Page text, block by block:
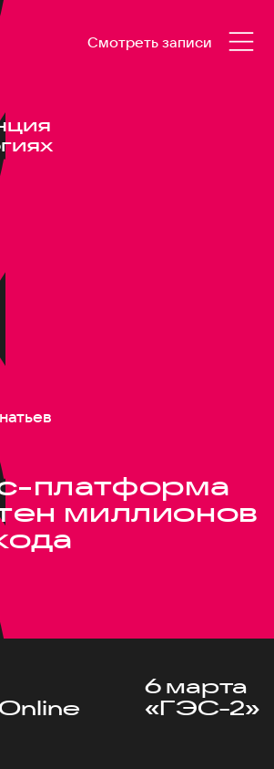
Смотреть записи
платформа
миллионов
6 марта
«ГЭС-2»